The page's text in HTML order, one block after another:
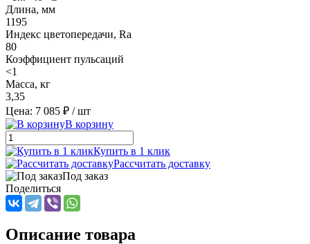
Длина, мм
1195
Индекс цветопередачи, Ra
80
Коэффициент пульсаций
<1
Масса, кг
3,35
Цена: 7 085 ₽ / шт
В корзину
Купить в 1 клик
Рассчитать доставку
Под заказ
Поделиться
Описание товара